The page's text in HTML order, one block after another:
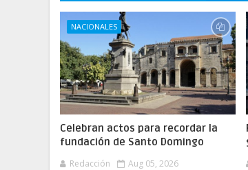
NACIONALES
Celebran actos para recordar la
fundación de Santo Domingo
Redacción Aug 05, 2026